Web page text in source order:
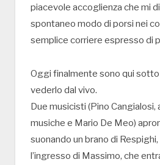
piacevole accoglienza che mi
spontaneo modo di porsi nei
semplice corriere espresso di
Oggi finalmente sono qui sotto
vederlo dal vivo.
Due musicisti (Pino Cangialosi,
musiche e Mario De Meo)
suonando un brano di
l’ingresso di Massimo, che